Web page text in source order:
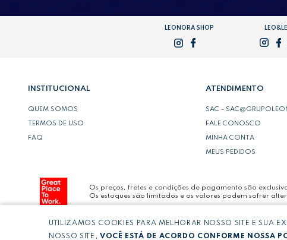
LEONORA SHOP
INSTITUCIONAL
QUEM SOMOS
TERMOS DE USO
FAQ
ATENDIMENTO
SAC -
FALE CONOSCO
MINHA CONTA
MEUS PEDIDOS
Os preços, fretes e condições de pagamento são
Os estoques são limitados e os valores podem sofrer
Copyright © LEONORA COMERCIO INTERNACIONAL LTDA -
UTILIZAMOS COOKIES PARA MELHORAR NOSSO SITE E SUA
NOSSO SITE, VOCÊ ESTÁ DE ACORDO CONFORME NOSSA